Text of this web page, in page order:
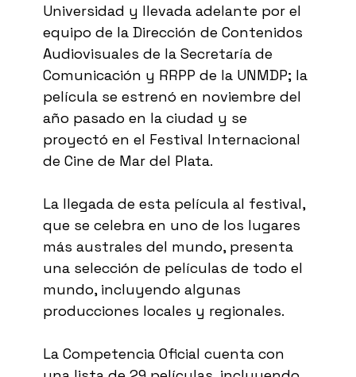
Universidad y llevada adelante por el
equipo de la Dirección de Contenidos
Audiovisuales de la Secretaría de
Comunicación y RRPP de la UNMDP; la
película se estrenó en noviembre del
año pasado en la ciudad y se
proyectó en el Festival Internacional
de Cine de Mar del Plata.
La llegada de esta película al festival,
que se celebra en uno de los lugares
más australes del mundo, presenta
una selección de películas de todo el
mundo, incluyendo algunas
producciones locales y regionales.
La Competencia Oficial cuenta con